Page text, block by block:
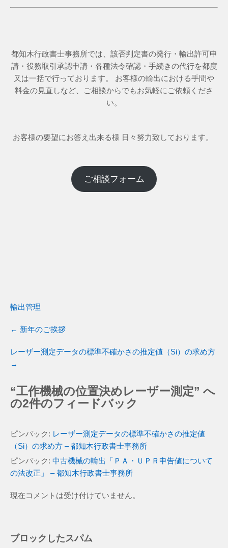
都知木行政書士事務所では、該否判定書の発行・輸出許可申
請・役務取引承認申請・各種法令確認・手続きの代行を都度
又は一括で行っております。 お客様の輸出における手間や
料金の見直しなど、ご相談からでもお気軽にご依頼くださ
い。
お客様の要望にお答え出来る様 日々努力致しております。
ご相談フォーム
輸出管理
← 新年のご挨拶
レーザー測定データの標準不確かさの推定値（Si）の求め方
→
“工作機械の位置決めレーザー測定” へ
の2件のフィードバック
ピンバック: レーザー測定データの標準不確かさの推定値
（Si）の求め方 – 都知木行政書士事務所
ピンバック: 中古機械の輸出「ＰＡ・ＵＰＲ申告値について
の法改正」 – 都知木行政書士事務所
現在コメントは受け付けていません。
ブロックしたスパム